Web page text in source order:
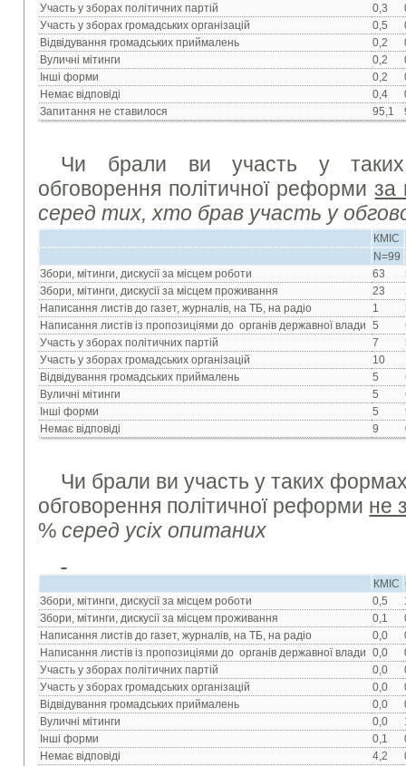
Участь у зборах політичних партій
0,3
Участь у зборах громадських організацій
0,5
Відвідування громадських приймалень
0,2
Вуличні мітинги
0,2
Інші форми
0,2
Немає відповіді
0,4
Запитання не ставилося
95,1
Чи брали ви участь у таких
обговорення політичної реформиза
серед тих, хто брав участь у
КМІС
N=99
Збори, мітинги, дискусії за місцем роботи
63
Збори, мітинги, дискусії за місцем проживання
23
Написання листів до газет, журналів, на ТБ, на радіо
1
Написання листів із пропозиціями до органів державної влади
5
Участь у зборах політичних партій
7
Участь у зборах громадських організацій
10
Відвідування громадських приймалень
5
Вуличні мітинги
5
Інші форми
5
Немає відповіді
9
Чи брали ви участь у таких формах
обговорення політичної реформи не
%серед усіх опитаних
КМІС
Збори, мітинги, дискусії за місцем роботи
0,5
Збори, мітинги, дискусії за місцем проживання
0,1
Написання листів до газет, журналів, на ТБ, на радіо
0,0
Написання листів із пропозиціями до органів державної влади
0,0
Участь у зборах політичних партій
0,0
Участь у зборах громадських організацій
0,0
Відвідування громадських приймалень
0,0
Вуличні мітинги
0,0
Інші форми
0,1
Немає відповіді
4,2